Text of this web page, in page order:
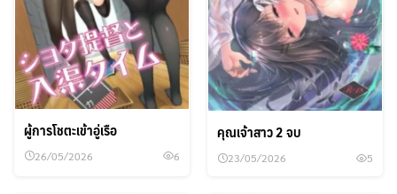
ผู้การโชตะเข้าอู่เรือ
26/05/2026 6
คุณเจ้าสาว 2 จบ
23/05/2026 5